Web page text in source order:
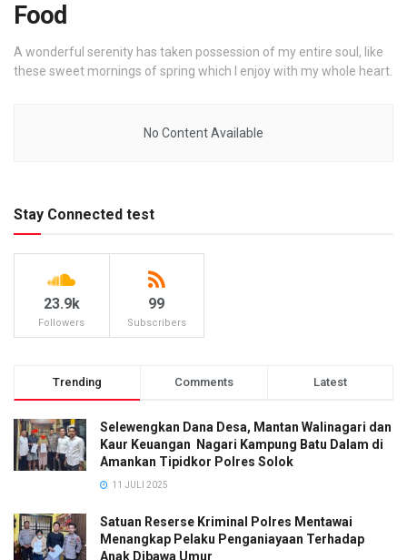
Food
A wonderful serenity has taken possession of my entire soul, like
these sweet mornings of spring which I enjoy with my whole heart.
No Content Available
Stay Connected test
23.9k
Followers
99
Subscribers
Trending Comments Latest
Selewengkan Dana Desa, Mantan Walinagari dan
Kaur Keuangan Nagari Kampung Batu Dalam di
Amankan Tipidkor Polres Solok
11 JULI 2025
Satuan Reserse Kriminal Polres Mentawai
Menangkap Pelaku Penganiayaan Terhadap
Anak Dibawa Umur